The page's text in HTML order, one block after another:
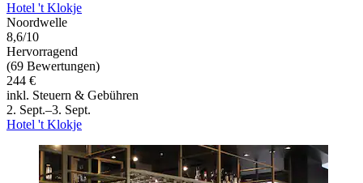
Hotel 't Klokje
Noordwelle
8,6/10
Hervorragend
(69 Bewertungen)
244 €
inkl. Steuern & Gebühren
2. Sept.–3. Sept.
Hotel 't Klokje